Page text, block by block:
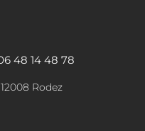
48 14 48 78
12008 Rodez